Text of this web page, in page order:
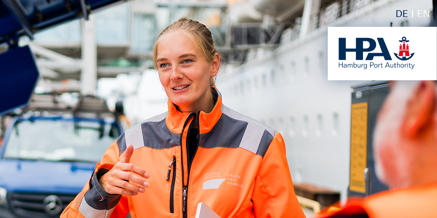
DE EN
Center der HPA
aller Verkehrsmeldungen im Hafen am